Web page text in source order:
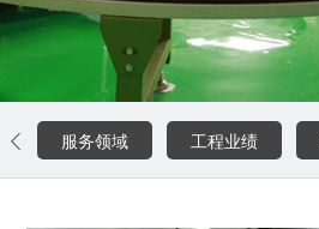
服务领域 工程业绩
